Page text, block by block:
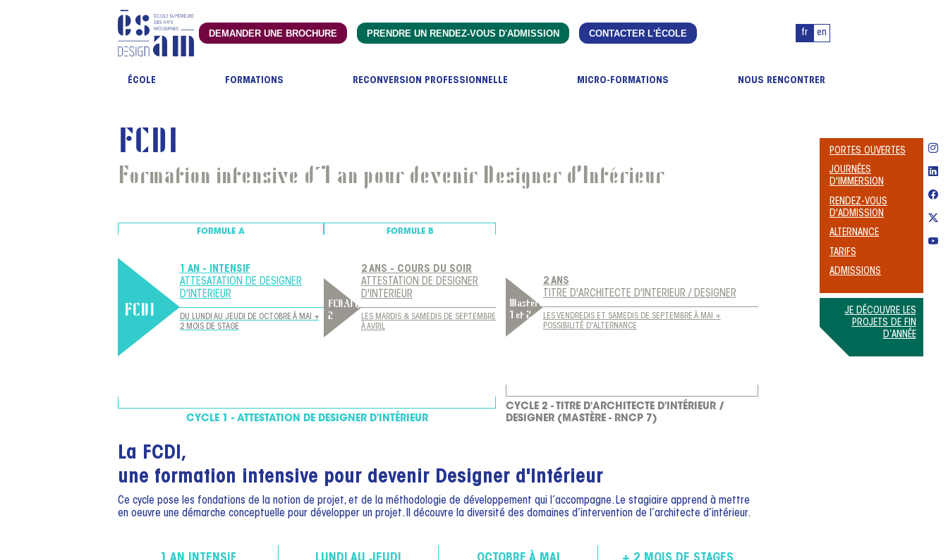
DEMANDER UNE BROCHURE PRENDRE UN RENDEZ-VOUS D'ADMISSION CONTACTER L'ÉCOLE fr en
ÉCOLE FORMATIONS RECONVERSION PROFESSIONNELLE MICRO-FORMATIONS NOUS RENCONTRER
PORTES OUVERTES
JOURNÉES
D'IMMERSION
RENDEZ-VOUS
D'ADMISSION
ALTERNANCE
TARIFS
ADMISSIONS
JE DÉCOUVRE LES
PROJETS DE FIN
D’ANNÉE
FCDI
Formation intensive d’1 an pour devenir Designer d'Intérieur
FORMULE A
FCDI
1 AN - INTENSIF
ATTESATATION DE DESIGNER
D'INTERIEUR
DU LUNDI AU JEUDI DE OCTOBRE À MAI +
2 MOIS DE STAGE
FORMULEB
FCDAI1,
2
2 ANS - COURS DU SOIR
ATTESTATION DE DESIGNER
D'INTERIEUR
LES MARDIS & SAMEDIS DE SEPTEMBRE
À AVRIL
CYCLE 1 - ATTESTATION DE DESIGNER D'INTÉRIEUR
Mastère
1 et 2
2 ANS
TITRE D'ARCHITECTE D'INTERIEUR / DESIGNER
LES VENDREDIS ET SAMEDIS DE SEPTEMBRE À MAI +
POSSIBILITÉ D'ALTERNANCE
CYCLE 2 - TITRE D'ARCHITECTE D'INTÉRIEUR /
DESIGNER (MASTÈRE - RNCP 7)
La FCDI,
une formation intensive pour devenir Designer d'Intérieur
Ce cycle pose les fondations de la notion de projet, et de la méthodologie de développement qui l’accompagne. Le stagiaire apprend à mettre
en oeuvre une démarche conceptuelle pour développer un projet. Il découvre la diversité des domaines d’intervention de l’architecte d’intérieur.